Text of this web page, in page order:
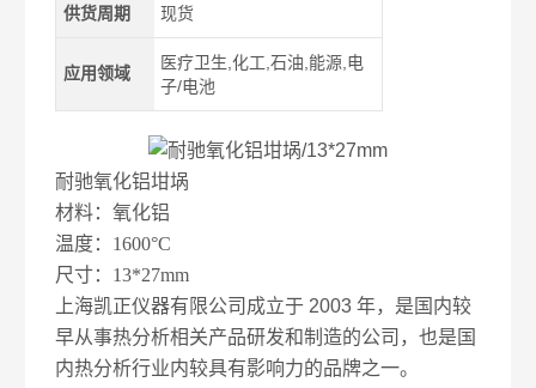
供货周期 现货
应用领域
医疗卫生,化工,石油,能源,电
子/电池
耐驰氧化铝坩埚
材料：氧化铝
温度：1600°C
尺寸：13*27mm
上海凯正仪器有限公司成立于 2003 年，是国内较
早从事热分析相关产品研发和制造的公司，也是国
内热分析行业内较具有影响力的品牌之一。